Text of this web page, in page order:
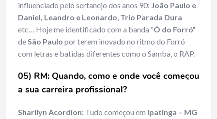
influenciado pelo sertanejo dos anos 90: João Paulo e
Daniel, Leandro e Leonardo, Trio Parada Dura
etc… Hoje me identificado com a banda “Ó do Forró”
deSão Paulo por terem inovado no ritmo do Forró
com letras e batidas diferentes como o Samba, o RAP.
05) RM: Quando, como e onde você começou
a sua carreira profissional?
Sharllyn Acordion: Tudo começou em Ipatinga – MG